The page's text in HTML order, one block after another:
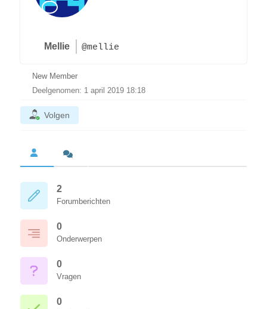
Mellie @mellie
New Member
Deelgenomen: 1 april 2019 18:18
Volgen
2
Forumberichten
0
Onderwerpen
0
Vragen
0